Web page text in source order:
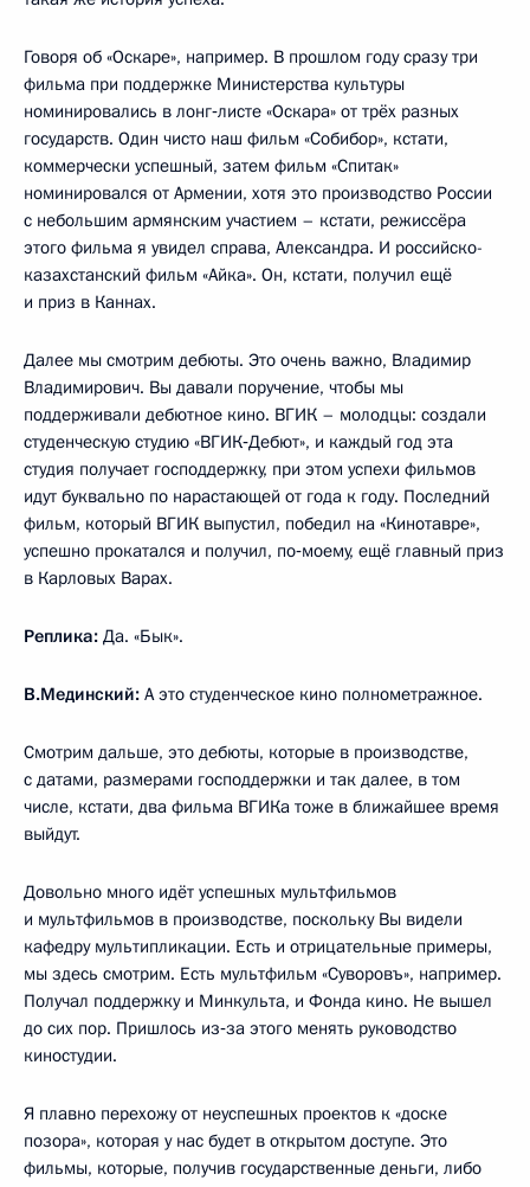
Говоря об «Оскаре», например. В прошлом году сразу три
фильма при поддержке Министерства культуры
номинировались в лонг‑листе «Оскара» от трёх разных
государств. Один чисто наш фильм «Собибор», кстати,
коммерчески успешный, затем фильм «Спитак»
номинировался от Армении, хотя это производство России
с небольшим армянским участием – кстати, режиссёра
этого фильма я увидел справа, Александра. И российско-
казахстанский фильм «Айка». Он, кстати, получил ещё
и приз в Каннах.
Далее мы смотрим дебюты. Это очень важно, Владимир
Владимирович. Вы давали поручение, чтобы мы
поддерживали дебютное кино. ВГИК – молодцы: создали
студенческую студию «ВГИК‑Дебют», и каждый год эта
студия получает господдержку, при этом успехи фильмов
идут буквально по нарастающей от года к году. Последний
фильм, который ВГИК выпустил, победил на «Кинотавре»,
успешно прокатался и получил, по‑моему, ещё главный приз
в Карловых Варах.
Реплика: Да. «Бык».
В.Мединский: А это студенческое кино полнометражное.
Смотрим дальше, это дебюты, которые в производстве,
с датами, размерами господдержки и так далее, в том
числе, кстати, два фильма ВГИКа тоже в ближайшее время
выйдут.
Довольно много идёт успешных мультфильмов
и мультфильмов в производстве, поскольку Вы видели
кафедру мультипликации. Есть и отрицательные примеры,
мы здесь смотрим. Есть мультфильм «Суворовъ», например.
Получал поддержку и Минкульта, и Фонда кино. Не вышел
до сих пор. Пришлось из‑за этого менять руководство
киностудии.
Я плавно перехожу от неуспешных проектов к «доске
позора», которая у нас будет в открытом доступе. Это
фильмы, которые, получив государственные деньги, либо